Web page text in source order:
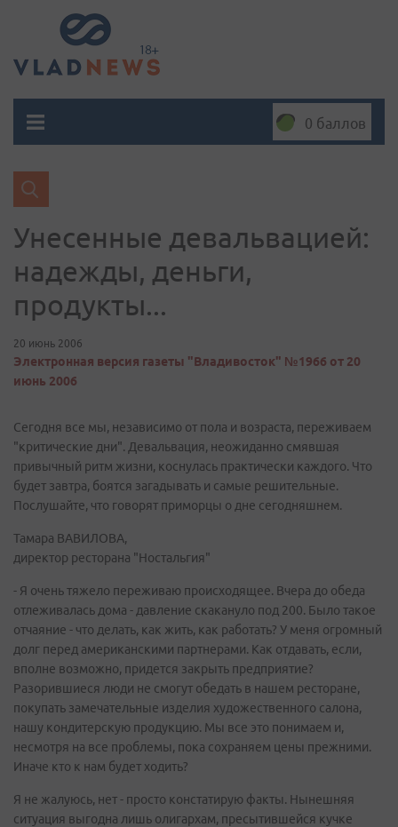
0 баллов
Унесенные девальвацией:
надежды, деньги,
продукты...
20 июнь 2006
Электронная версия газеты "Владивосток" №1966 от 20
июнь 2006
Cегодня все мы, независимо от пола и возраста, переживаем
"критические дни". Девальвация, неожиданно смявшая
привычный ритм жизни, коснулась практически каждого. Что
будет завтра, боятся загадывать и самые решительные.
Послушайте, что говорят приморцы о дне сегодняшнем.
Тамара ВАВИЛОВА,
директор ресторана "Ностальгия"
- Я очень тяжело переживаю происходящее. Вчера до обеда
отлеживалась дома - давление скакануло под 200. Было такое
отчаяние - что делать, как жить, как работать? У меня огромный
долг перед американскими партнерами. Как отдавать, если,
вполне возможно, придется закрыть предприятие?
Разорившиеся люди не смогут обедать в нашем ресторане,
покупать замечательные изделия художественного салона,
нашу кондитерскую продукцию. Мы все это понимаем и,
несмотря на все проблемы, пока сохраняем цены прежними.
Иначе кто к нам будет ходить?
Я не жалуюсь, нет - просто констатирую факты. Нынешняя
ситуация выгодна лишь олигархам, пресытившейся кучке